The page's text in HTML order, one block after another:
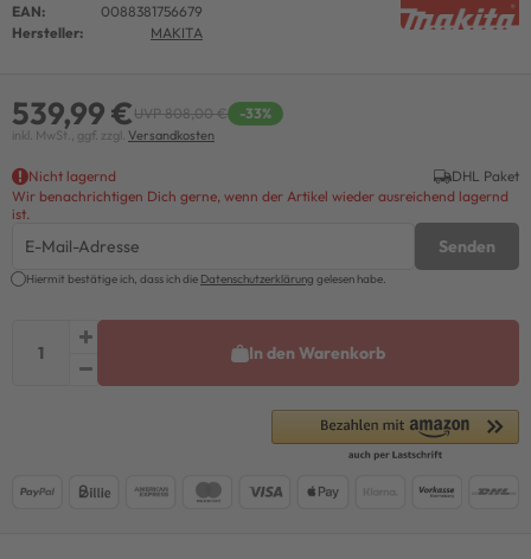
EAN:
0088381756679
Hersteller:
MAKITA
539,99 €UVP 808,00 € -33%
inkl. MwSt., ggf. zzgl. Versandkosten
Nicht lagernd
DHL Paket
Wir benachrichtigen Dich gerne, wenn der Artikel wieder ausreichend lagernd
ist.
Senden
Hiermit bestätige ich, dass ich die Daten­schutz­erklärung gelesen habe.
In den Warenkorb